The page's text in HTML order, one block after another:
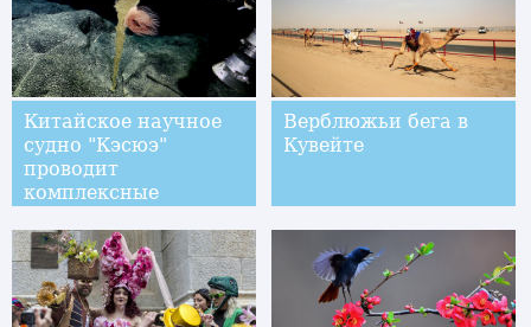
Китайское научное
судно "Кэсюэ"
проводит
комплексные
подводных гор
Магеллана
Верблюжьи бега в
Кувейте